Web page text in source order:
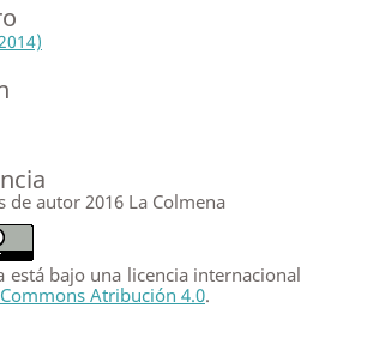
de autor 2016 La Colmena
está bajo una licencia internacional
Atribución 4.0.